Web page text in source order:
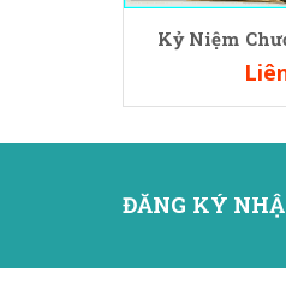
Kỷ Niệm
ĐĂNG KÝ